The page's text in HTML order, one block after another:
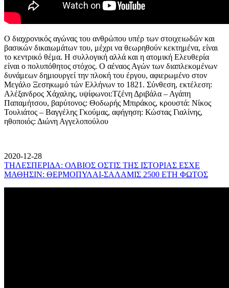
Ο διαχρονικός αγώνας του ανθρώπου υπέρ των στοιχειωδών και
βασικών δικαιωμάτων του, μέχρι να θεωρηθούν κεκτημένα, είναι
το κεντρικό θέμα. Η συλλογική αλλά και η ατομική Ελευθερία
είναι ο πολυπόθητος στόχος. Ο αέναος Αγών των διαπλεκομένων
δυνάμεων δημιουργεί την πλοκή του έργου, αφιερωμένο στον
Μεγάλο Ξεσηκωμό τών Ελλήνων το 1821. Σύνθεση, εκτέλεση:
Αλέξανδρος Χάχαλης, υψίφωνοι:Τζένη Δριβάλα – Αγάπη
Παπαμήτσου, βαρύτονος: Θοδωρής Μπιράκος, κρουστά: Νίκος
Τουλιάτος – Βαγγέλης Γκούμας, αφήγηση: Κώστας Γιαλίνης,
ηθοποιός: Διώνη Αγγελοπούλου
2020-12-28
ΤΗΛΕΣΠΕΡΙΔΑ: ΟΛΒΙΟΣ ΟΣΤΙΣ ΤΗΣ ΙΣΤΟΡΙΑΣ ΕΣΧΕ
ΜΑΘΗΣΙΝ: ΘΕΡΜΟΠΥΛΑΙ-ΣΑΛΑΜΙΣ 2500 ΕΤΗ ΦΩΤΟΣ